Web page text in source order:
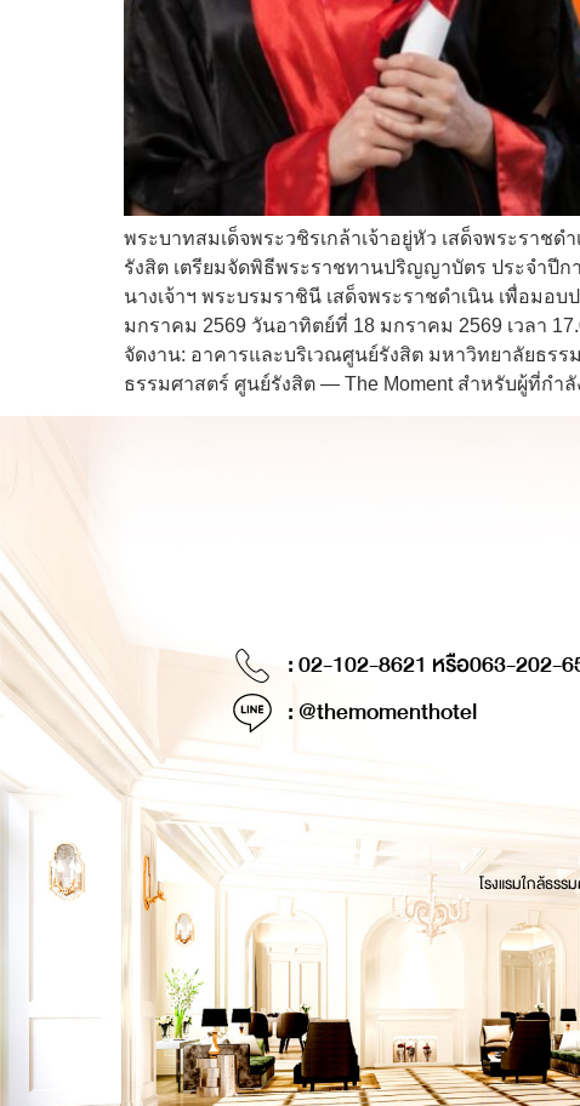
พระบาทสมเด็จพระวชิรเกล้าเจ้าอยู่หัว เสด็จพระรา
รังสิต เตรียมจัดพิธีพระราชทานปริญญาบัตร ประจำปีก
นางเจ้าฯ พระบรมราชินี เสด็จพระราชดำเนิน เพื่อม
มกราคม 2569 วันอาทิตย์ที่ 18 มกราคม 2569 เวลา
จัดงาน: อาคารและบริเวณศูนย์รังสิต มหาวิทยาลัยธ
ธรรมศาสตร์ ศูนย์รังสิต — The Moment สำหรับผู้ที่ก
: 02-102-8621 หรือ063-202-
: @themomenthotel
โรงแรมใกล้ธร